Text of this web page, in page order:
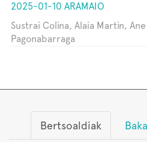
2025-01-10 ARAMAIO
Sustrai Colina, Alaia Martin,
Pagonabarraga
Bertsoaldiak